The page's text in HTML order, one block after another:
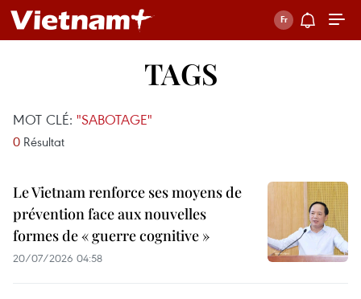
TAGS
MOT CLÉ: "SABOTAGE"
0 Résultat
Le Vietnam renforce ses moyens de
prévention face aux nouvelles
formes de « guerre cognitive »
20/07/2026 04:58